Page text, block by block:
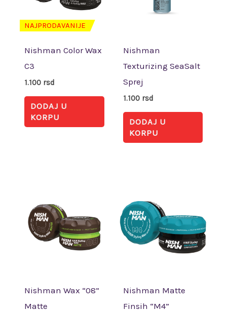
NAJPRODAVANIJE
Nishman Color Wax
C3
1.100 rsd
DODAJ U
KORPU
Nishman
Texturizing SeaSalt
Sprej
1.100 rsd
DODAJ U
KORPU
Nishman Wax “08”
Matte
Nishman Matte
Finsih “M4”